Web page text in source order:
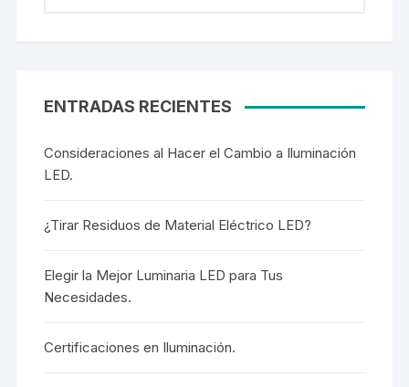
ENTRADAS RECIENTES
Consideraciones al Hacer el Cambio a Iluminación
LED.
¿Tirar Residuos de Material Eléctrico LED?
Elegir la Mejor Luminaria LED para Tus
Necesidades.
Certificaciones en Iluminación.